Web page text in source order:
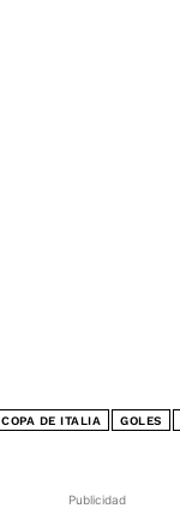
Publicidad
COPA DE ITALIA GOLES